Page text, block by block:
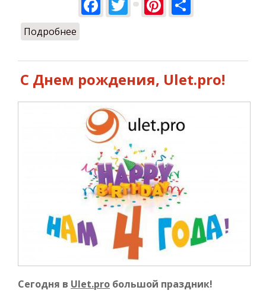
Подробнее
С Днем рождения, Ulet.pro!
Сегодня в Ulet.pro большой праздник!